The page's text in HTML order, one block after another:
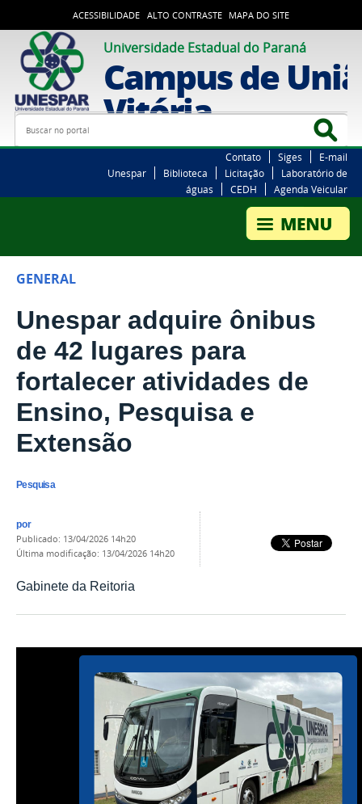
ACESSIBILIDADE ALTO CONTRASTE MAPA DO SITE
Universidade Estadual do Paraná
Campus de
Vitória
Busca
Contato Siges
E-mail
Unespar
Biblioteca Licitação
Laboratório de
águas
CEDH Agenda Veicular
GENERAL
Unespar adquire ônibus
de 42 lugares para
fortalecer atividades de
Ensino, Pesquisa e
Extensão
Pesquisa
por
publicado: 13/04/2026 14h20
última modificação: 13/04/2026 14h20
Gabinete da Reitoria